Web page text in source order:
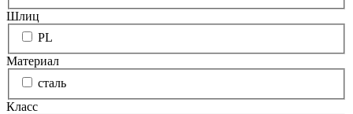
Шлиц
PL
Материал
сталь
Класс